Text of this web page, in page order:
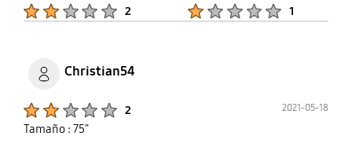
2 1
Christian54
2 2021-05-18
Tamaño : 75"